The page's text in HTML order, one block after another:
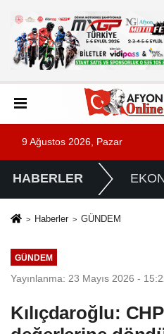
9 Ağustos 2026, Pazar
HABERLER
Haberler GÜNDEM
GÜNDEM
Yayınlanma: 23 Mayıs 2026 -
Kılıçdaroğlu: